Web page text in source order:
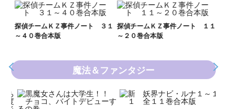
探偵チームＫＺ事件ノート ３１
～４０巻合本版
探偵チームＫＺ事件ノート １１
～２０巻合本版
魔法＆ファンタジー